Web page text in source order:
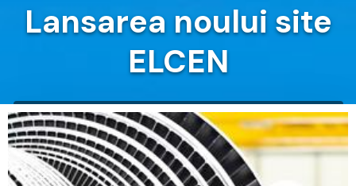
Lansarea noului site
ELCEN
Acasa Evenimente Lansarea noului site ELCEN